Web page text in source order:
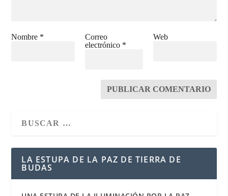
Nombre *
Correo
electrónico *
Web
LA ESTUPA DE LA PAZ DE TIERRA DE
BUDAS